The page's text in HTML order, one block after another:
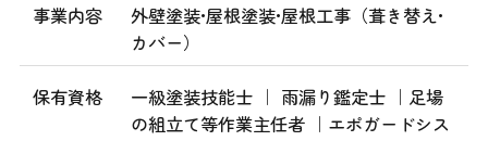
事業内容
外壁塗装•屋根塗装•屋根工事（葺き替え•
カバー）
保有資格
一級塗装技能士 ｜ 雨漏り鑑定士 ｜足場
の組立て等作業主任者 ｜エポガードシス